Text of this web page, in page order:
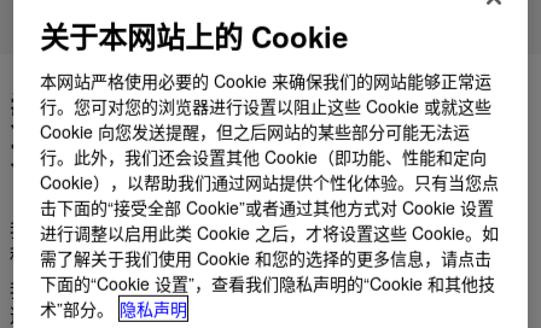
市场
数十年的塑料添加剂技术经验
无可匹敌。
我们提供可靠的全球丙烯酸加工助剂制造和供应，以改进所有工
程热塑性塑料的加工和流变改性，包括 PVC。
我们的产品广泛应用于建筑、薄膜、包装和地板等应用领域。所
选等级还有助于生产具有均匀泡孔结构的泡沫 PVC。
关于本网站上的 Cookie
本网站严格使用必要的 Cookie 来确保我们的网站能够正常运
行。您可对您的浏览器进行设置以阻止这些 Cookie 或就这些
Cookie 向您发送提醒，但之后网站的某些部分可能无法运
行。此外，我们还会设置其他 Cookie（即功能、性能和定向
Cookie），以帮助我们通过网站提供个性化体验。只有当您点
击下面的“接受全部 Cookie”或者通过其他方式对 Cookie 设置
进行调整以启用此类 Cookie 之后，才将设置这些 Cookie。如
需了解关于我们使用 Cookie 和您的选择的更多信息，请点击
下面的“Cookie 设置”，查看我们隐私声明的“Cookie 和其他技
术”部分。
隐私声明